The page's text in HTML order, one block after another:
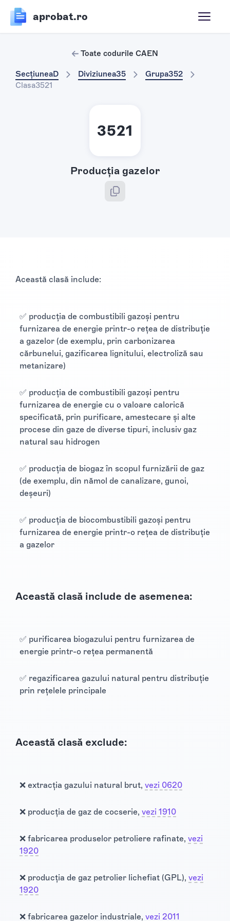
aprobat.ro
Toate codurile CAEN
SecțiuneaD Diviziunea35 Grupa352
Clasa3521
3521
Producţia gazelor
Această clasă include:
✅ producția de combustibili gazoși pentru
furnizarea de energie printr-o rețea de distribuție
a gazelor (de exemplu, prin carbonizarea
cărbunelui, gazificarea lignitului, electroliză sau
metanizare)
✅ producția de combustibili gazoși pentru
furnizarea de energie cu o valoare calorică
specificată, prin purificare, amestecare și alte
procese din gaze de diverse tipuri, inclusiv gaz
natural sau hidrogen
✅ producția de biogaz în scopul furnizării de gaz
(de exemplu, din nămol de canalizare, gunoi,
deșeuri)
✅ producția de biocombustibili gazoși pentru
furnizarea de energie printr-o rețea de distribuție
a gazelor
Această clasă include de asemenea:
✅ purificarea biogazului pentru furnizarea de
energie printr-o rețea permanentă
✅ regazificarea gazului natural pentru distribuție
prin rețelele principale
Această clasă exclude:
❌ extracția gazului natural brut, vezi 0620
❌ producția de gaz de cocserie, vezi 1910
❌ fabricarea produselor petroliere rafinate, vezi
1920
❌ producția de gaz petrolier lichefiat (GPL), vezi
1920
❌ fabricarea gazelor industriale, vezi 2011